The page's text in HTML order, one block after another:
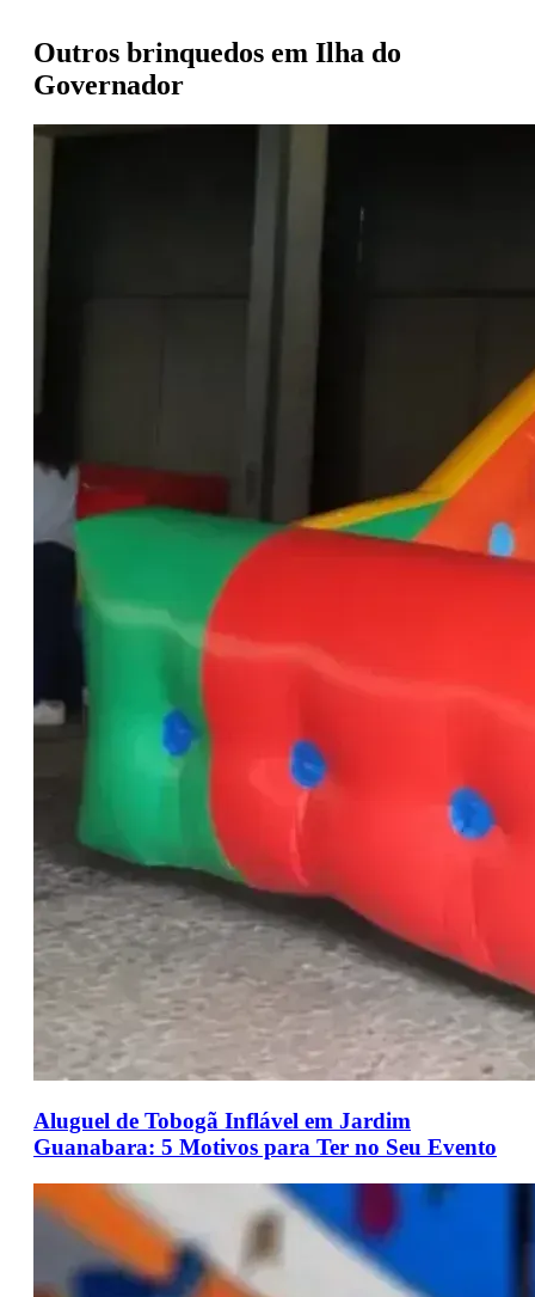
Outros brinquedos em Ilha do
Governador
Aluguel de Tobogã Inflável em Jardim
Guanabara: 5 Motivos para Ter no Seu Evento